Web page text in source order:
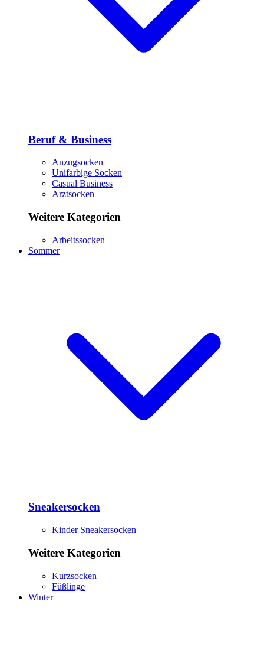
Beruf & Business
Anzugsocken
Unifarbige Socken
Casual Business
Arztsocken
Weitere Kategorien
Arbeitssocken
Sommer
Sneakersocken
Kinder Sneakersocken
Weitere Kategorien
Kurzsocken
Füßlinge
Winter